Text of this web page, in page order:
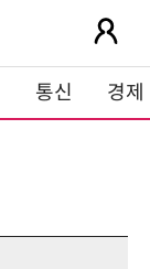
통신 경제